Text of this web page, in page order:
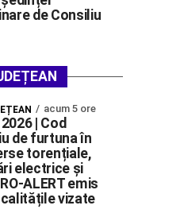
de Consiliu
acum 5 ore
| Cod
de furtuna în
torențiale,
electrice și
ALERT emis
vizate